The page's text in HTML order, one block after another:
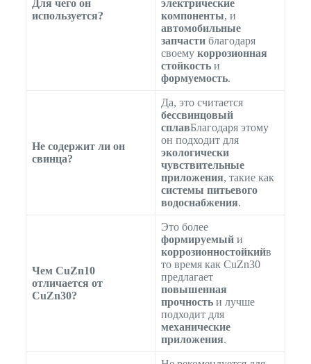
Для чего он
используется?
электрические
компоненты, и
автомобильные
запчастиблагодаря
своему коррозионная
стойкостьи
формуемость.
Не содержит ли он
свинца?
Да, это считается
бессвинцовый
сплавБлагодаря этому
он подходит для
экологически
чувствительные
приложения, такие как
системы питьевого
водоснабжения.
Чем CuZn10
отличается от
CuZn30?
Это более
формируемыйи
коррозионностойкийв
то время как CuZn30
предлагает
повышенная
прочностьи лучше
подходит для
механические
приложения.